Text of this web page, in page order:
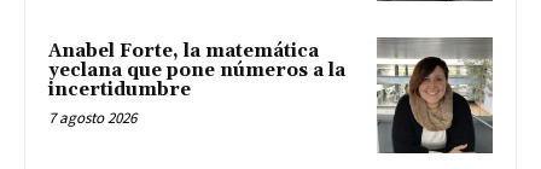
Anabel Forte, la matemática
yeclana que pone números a la
incertidumbre
7 agosto 2026